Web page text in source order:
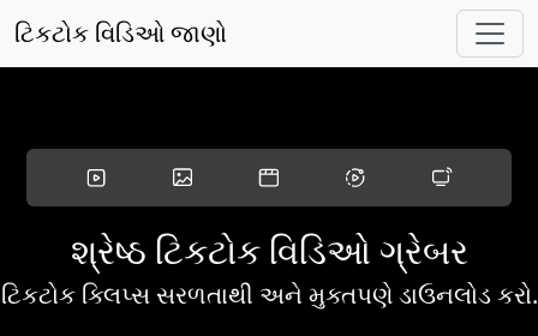
ટિકટોક વિડિઓ જાણો
શ્રેષ્ઠ ટિકટોક વિડિઓ ગ્રેબર
ટિકટોક ક્લિપ્સ સરળતાથી અને મુક્તપણે ડાઉનલોડ કરો.